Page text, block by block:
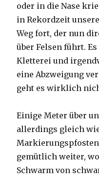
oder in die Nase
in Rekordzeit
Weg fort, der nun
über Felsen führt.
Kletterei und
eine Abzweigung
geht es wirklich
Einige Meter über
allerdings gleich
gemütlich weiter,
Schwarm von